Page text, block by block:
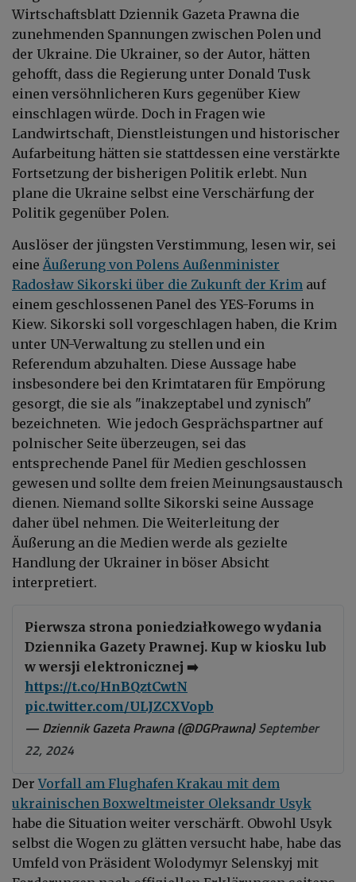
Wirtschaftsblatt Dziennik Gazeta Prawna die
zunehmenden Spannungen zwischen Polen und
der Ukraine. Die Ukrainer, so der Autor, hätten
gehofft, dass die Regierung unter Donald Tusk
einen versöhnlicheren Kurs gegenüber Kiew
einschlagen würde. Doch in Fragen wie
Landwirtschaft, Dienstleistungen und historischer
Aufarbeitung hätten sie stattdessen eine verstärkte
Fortsetzung der bisherigen Politik erlebt. Nun
plane die Ukraine selbst eine Verschärfung der
Politik gegenüber Polen.
Auslöser der jüngsten Verstimmung, lesen wir, sei
eine Äußerung von Polens Außenminister
Radosław Sikorski über die Zukunft der Krim auf
einem geschlossenen Panel des YES-Forums in
Kiew. Sikorski soll vorgeschlagen haben, die Krim
unter UN-Verwaltung zu stellen und ein
Referendum abzuhalten. Diese Aussage habe
insbesondere bei den Krimtataren für Empörung
gesorgt, die sie als "inakzeptabel und zynisch"
bezeichneten. Wie jedoch Gesprächspartner auf
polnischer Seite überzeugen, sei das
entsprechende Panel für Medien geschlossen
gewesen und sollte dem freien Meinungsaustausch
dienen. Niemand sollte Sikorski seine Aussage
daher übel nehmen. Die Weiterleitung der
Äußerung an die Medien werde als gezielte
Handlung der Ukrainer in böser Absicht
interpretiert.
Pierwsza strona poniedziałkowego wydania
Dziennika Gazety Prawnej. Kup w kiosku lub
w wersji elektronicznej ➡️
https://t.co/HnBQztCwtN
pic.twitter.com/ULJZCXVopb
— Dziennik Gazeta Prawna (@DGPrawna)September
22, 2024
DerVorfall am Flughafen Krakau mit dem
ukrainischen Boxweltmeister Oleksandr Usyk
habe die Situation weiter verschärft. Obwohl Usyk
selbst die Wogen zu glätten versucht habe, habe das
Umfeld von Präsident Wolodymyr Selenskyj mit